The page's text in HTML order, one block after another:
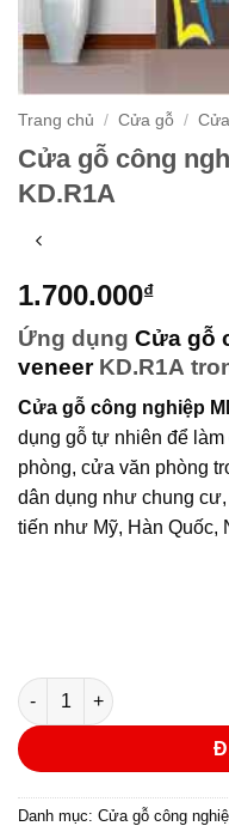
Trang chủ / Cửa gỗ /
Cửa gỗ công
KD.R1A
1.700.000₫
Ứng dụng Cửa gỗ
veneerKD.R1A
Cửa gỗ công nghiệp
dụng gỗ tự nhiên để
phòng, cửa văn phòng
dân dụng như chung
tiến như Mỹ, Hàn Quốc,
Cửa gỗ công nghiệp
Danh mục: Cửa gỗ công